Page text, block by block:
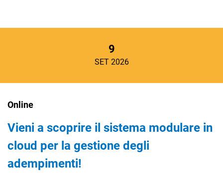
TeamSystem Store
9
SET 2026
Online
Vieni a scoprire il sistema modulare in
cloud per la gestione degli
adempimenti!